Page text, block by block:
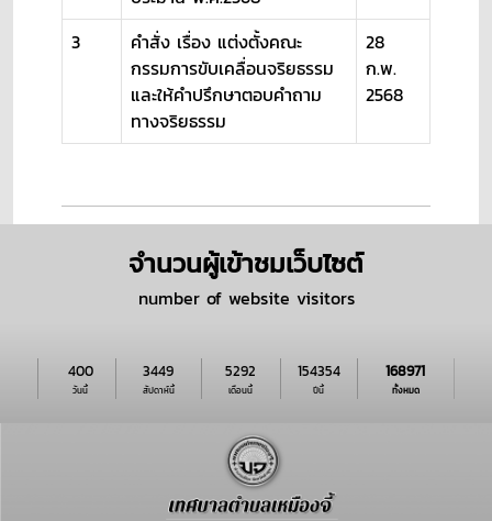
3
คำสั่ง เรื่อง แต่งตั้งคณะ
กรรมการขับเคลื่อนจริยธรรม
และให้คำปรึกษาตอบคำถาม
ทางจริยธรรม
28
ก.พ.
2568
จำนวนผู้เข้าชมเว็บไซต์
number of website visitors
วันนี้
400
สัปดาห์นี้
3449
เดือนนี้
5292
ปีนี้
154354
ทั้งหมด
168971